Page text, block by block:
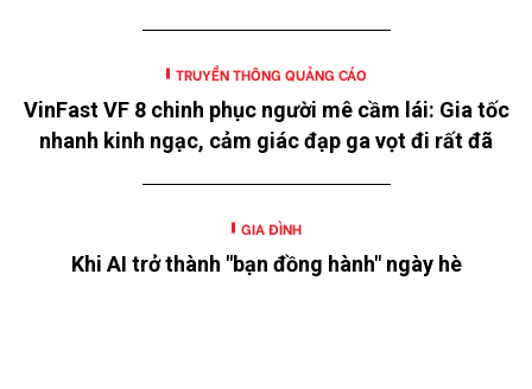
TRUYỀN THÔNG QUẢNG CÁO
VinFast VF 8 chinh phục người mê cầm lái: Gia tốc
nhanh kinh ngạc, cảm giác đạp ga vọt đi rất đã
GIA ĐÌNH
Khi AI trở thành "bạn đồng hành" ngày hè